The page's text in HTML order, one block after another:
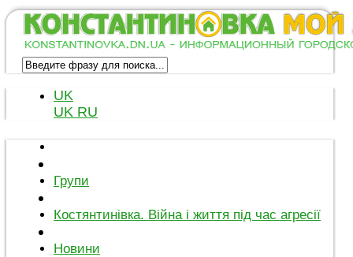
UK
UK RU
Групи
Костянтинівка. Війна і життя під час агресії
Новини